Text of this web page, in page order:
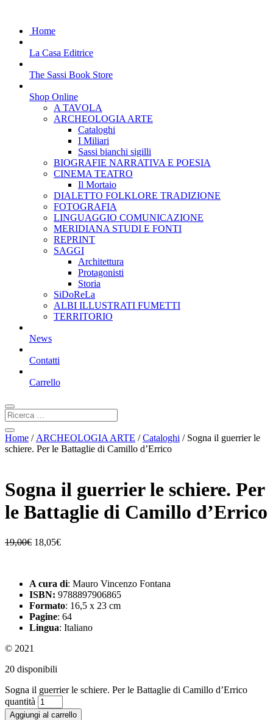
Home
La Casa Editrice
The Sassi Book Store
Shop Online
A TAVOLA
ARCHEOLOGIA ARTE
Cataloghi
I Miliari
Sassi bianchi sigilli
BIOGRAFIE NARRATIVA E POESIA
CINEMA TEATRO
Il Mortaio
DIALETTO FOLKLORE TRADIZIONE
FOTOGRAFIA
LINGUAGGIO COMUNICAZIONE
MERIDIANA STUDI E FONTI
REPRINT
SAGGI
Architettura
Protagonisti
Storia
SiDoReLa
ALBI ILLUSTRATI FUMETTI
TERRITORIO
News
Contatti
Carrello
Home / ARCHEOLOGIA ARTE /Cataloghi / Sogna il guerrier le
schiere. Per le Battaglie di Camillo d’Errico
Sogna il guerrier le schiere. Per
le Battaglie di Camillo d’Errico
19,00€ 18,05€
A cura di: Mauro Vincenzo Fontana
ISBN: 9788897906865
Formato: 16,5 x 23 cm
Pagine: 64
Lingua: Italiano
© 2021
20 disponibili
Sogna il guerrier le schiere. Per le Battaglie di Camillo d’Errico
quantità
Aggiungi al carrello